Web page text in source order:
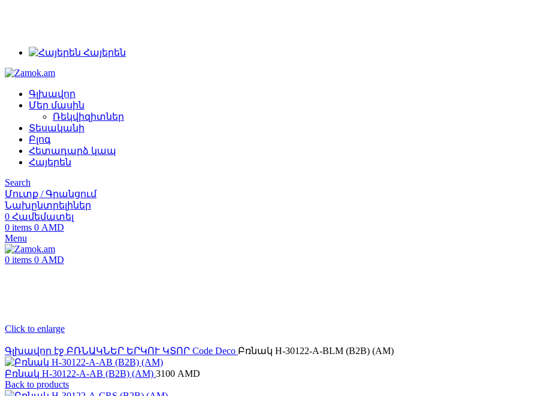
Հայերեն
Գլխավոր
Մեր մասին
Ռեկվիզիտներ
Տեսականի
Բլոգ
Հետադարձ կապ
Հայերեն
Search
Մուտք / Գրանցում
Նախընտրելիներ
0 Համեմատել
0 items 0 AMD
Menu
0 items 0 AMD
Click to enlarge
Գլխավոր էջ ԲՌՆԱԿՆԵՐ ԵՐԿՈՒ ԿՏՈՐ Code Deco Բռնակ H-30122-A-BLM (B2B) (AM)
Բռնակ H-30122-A-AB (B2B) (AM) 3100 AMD
Back to products